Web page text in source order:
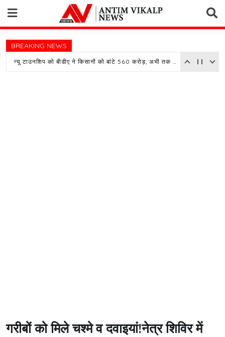
content
BREAKING NEWS
न्यू टाउनशिप को बीडीए ने किसानों को बांटे 560 करोड़, अभी तक खरीदी 117 एकड़ जमीन
गरीबों को मिले चश्मे व दवाइयां!नेत्र शिविर में